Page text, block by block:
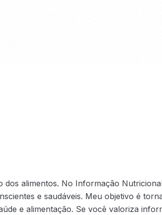
alimentos. No Informação
e saudáveis. Meu objetivo é
e alimentação. Se você valoriza